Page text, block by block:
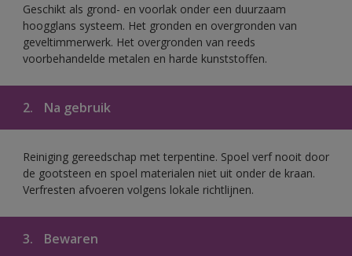
Geschikt als grond- en voorlak onder een duurzaam
hoogglans systeem. Het gronden en overgronden van
geveltimmerwerk. Het overgronden van reeds
voorbehandelde metalen en harde kunststoffen.
2. Na gebruik
Reiniging gereedschap met terpentine. Spoel verf nooit door
de gootsteen en spoel materialen niet uit onder de kraan.
Verfresten afvoeren volgens lokale richtlijnen.
3. Bewaren